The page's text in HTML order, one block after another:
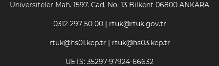
Üniversiteler Mah. 1597. Cad. No: 13 Bilkent 06800 ANKARA
0312 297 50 00 | rtuk@rtuk.gov.tr
rtuk@hs01.kep.tr | rtuk@hs03.kep.tr
UETS: 35297-97924-66632